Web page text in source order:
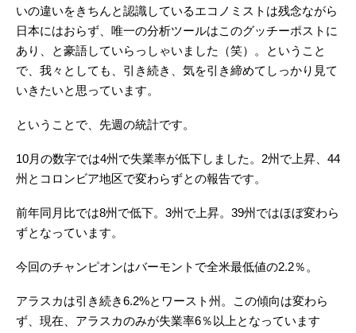
いの違いをきちんと認識しているエコノミストは残念ながら
日本にはおらず、唯一の分析ツールはこのグッチーポストに
あり、と豪語していらっしゃいました（笑）。ということ
で、我々としても、引き続き、気を引き締めてしっかり見て
いきたいと思っています。
ということで、先週の統計です。
10月の数字では4州で失業率が低下しました。2州で上昇、44
州とコロンビア地区で変わらずとの報告です。
前年同月比では8州で低下。3州で上昇。39州ではほぼ変わら
ずとなっています。
今回のチャンピオンはバーモントで全米最低値の2.2％。
アラスカは引き続き6.2%とワースト州。この傾向は変わら
ず、現在、アラスカのみが失業率6％以上となっています